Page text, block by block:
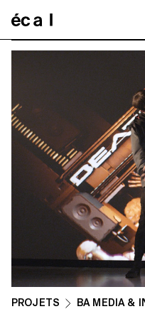
PROJETS BA MEDIA &